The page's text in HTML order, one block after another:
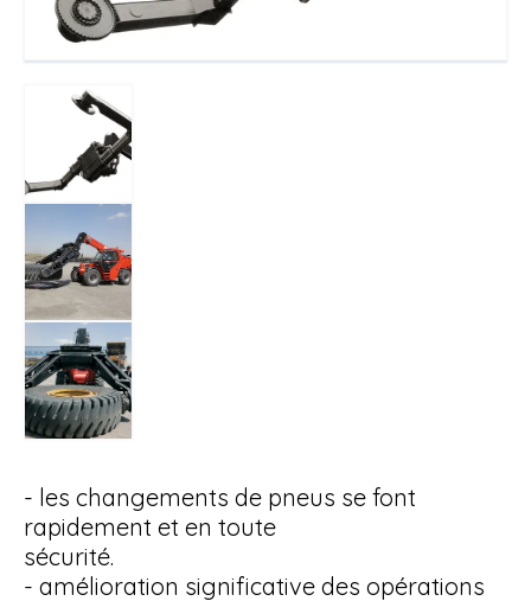
- les changements de pneus se font
rapidement et en toute
sécurité.
- amélioration significative des opérations